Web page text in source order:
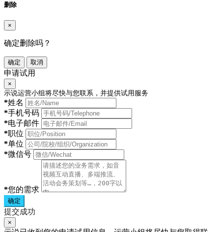
删除
×
确定删除吗？
确定 取消
申请试用
×
示说运营小组将尽快与您联系，并提供试用服务
*姓名
*手机号码
*电子邮件
*职位
*单位
*微信号
*您的需求
确定
提交成功
×